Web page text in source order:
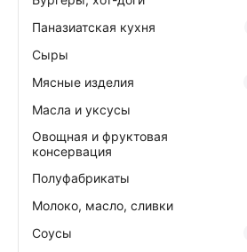
Паназиатская кухня
Сыры
Мясные изделия
Масла и уксусы
Овощная и фруктовая
консервация
Полуфабрикаты
Молоко, масло, сливки
Соусы